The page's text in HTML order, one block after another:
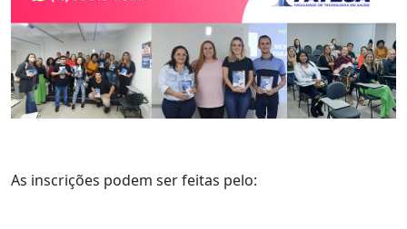
As inscrições podem ser feitas pelo: